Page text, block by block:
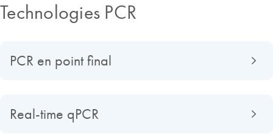
Technologies PCR
PCR en point final
Real-time qPCR